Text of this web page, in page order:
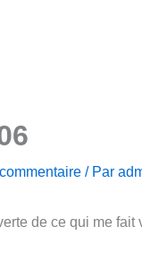
/ Par
de ce qui me fait